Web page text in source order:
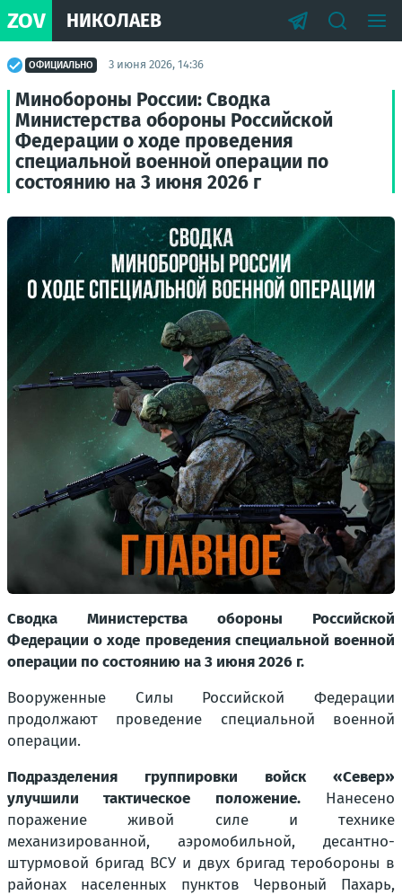
ZOV НИКОЛАЕВ
ОФИЦИАЛЬНО 3 июня 2026, 14:36
Минобороны России: Сводка
Министерства обороны Российской
Федерации о ходе проведения
специальной военной операции по
состоянию на 3 июня 2026 г
Сводка Министерства обороны Российской
Федерации о ходе проведения специальной военной
операции по состоянию на 3 июня 2026 г.
Вооруженные Силы Российской Федерации
продолжают проведение специальной военной
операции.
Подразделения группировки войск «Север»
улучшили тактическое положение.Нанесено
поражение живой силе и технике
механизированной, аэромобильной, десантно-
штурмовой бригад ВСУ и двух бригад теробороны в
районах населенных пунктов Червоный Пахарь,